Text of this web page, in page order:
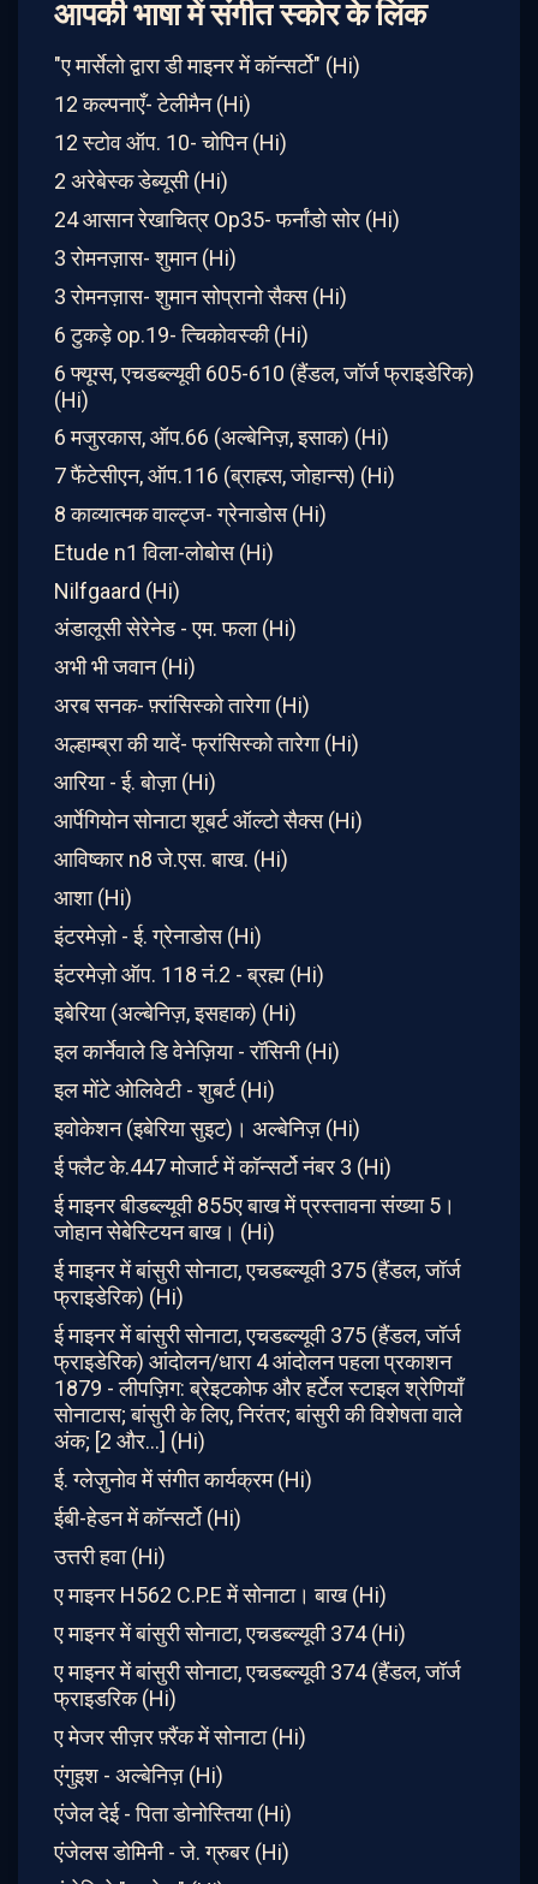
आपकी भाषा में संगीत स्कोर के लिंक
"ए मार्सेलो द्वारा डी माइनर में कॉन्सर्टो" (Hi)
12 कल्पनाएँ- टेलीमैन (Hi)
12 स्टोव ऑप. 10- चोपिन (Hi)
2 अरेबेस्क डेब्यूसी (Hi)
24 आसान रेखाचित्र Op35- फर्नांडो सोर (Hi)
3 रोमनज़ास- शुमान (Hi)
3 रोमनज़ास- शुमान सोप्रानो सैक्स (Hi)
6 टुकड़े op.19- त्चिकोवस्की (Hi)
6 फ्यूग्स, एचडब्ल्यूवी 605-610 (हैंडल, जॉर्ज फ्राइडेरिक)
(Hi)
6 मजुरकास, ऑप.66 (अल्बेनिज़, इसाक) (Hi)
7 फैंटेसीएन, ऑप.116 (ब्राह्म्स, जोहान्स) (Hi)
8 काव्यात्मक वाल्ट्ज- ग्रेनाडोस (Hi)
Etude n1 विला-लोबोस (Hi)
Nilfgaard (Hi)
अंडालूसी सेरेनेड - एम. ​​फला (Hi)
अभी भी जवान (Hi)
अरब सनक- फ़्रांसिस्को तारेगा (Hi)
अल्हाम्ब्रा की यादें- फ्रांसिस्को तारेगा (Hi)
आरिया - ई. बोज़ा (Hi)
आर्पेगियोन सोनाटा शूबर्ट ऑल्टो सैक्स (Hi)
आविष्कार n8 जे.एस. बाख. (Hi)
आशा (Hi)
इंटरमेज़ो - ई. ग्रेनाडोस (Hi)
इंटरमेज़ो ऑप. 118 नं.2 - ब्रह्म (Hi)
इबेरिया (अल्बेनिज़, इसहाक) (Hi)
इल कार्नेवाले डि वेनेज़िया - रॉसिनी (Hi)
इल मोंटे ओलिवेटी - शुबर्ट (Hi)
इवोकेशन (इबेरिया सुइट)। अल्बेनिज़ (Hi)
ई फ्लैट के.447 मोजार्ट में कॉन्सर्टो नंबर 3 (Hi)
ई माइनर बीडब्ल्यूवी 855ए बाख में प्रस्तावना संख्या 5।
जोहान सेबेस्टियन बाख। (Hi)
ई माइनर में बांसुरी सोनाटा, एचडब्ल्यूवी 375 (हैंडल, जॉर्ज
फ्राइडेरिक) (Hi)
ई माइनर में बांसुरी सोनाटा, एचडब्ल्यूवी 375 (हैंडल, जॉर्ज
फ्राइडेरिक) आंदोलन/धारा 4 आंदोलन पहला प्रकाशन
1879 - लीपज़िग: ब्रेइटकोफ और हर्टेल स्टाइल श्रेणियाँ
सोनाटास; बांसुरी के लिए, निरंतर; बांसुरी की विशेषता वाले
अंक; [2 और...] (Hi)
ई. ग्लेज़ुनोव में संगीत कार्यक्रम (Hi)
ईबी-हेडन में कॉन्सर्टो (Hi)
उत्तरी हवा (Hi)
ए माइनर H562 C.P.E में सोनाटा। बाख (Hi)
ए माइनर में बांसुरी सोनाटा, एचडब्ल्यूवी 374 (Hi)
ए माइनर में बांसुरी सोनाटा, एचडब्ल्यूवी 374 (हैंडल, जॉर्ज
फ्राइडरिक (Hi)
ए मेजर सीज़र फ़्रैंक में सोनाटा (Hi)
एंगुइश - अल्बेनिज़ (Hi)
एंजेल देई - पिता डोनोस्तिया (Hi)
एंजेलस डोमिनी - जे. ग्रुबर (Hi)